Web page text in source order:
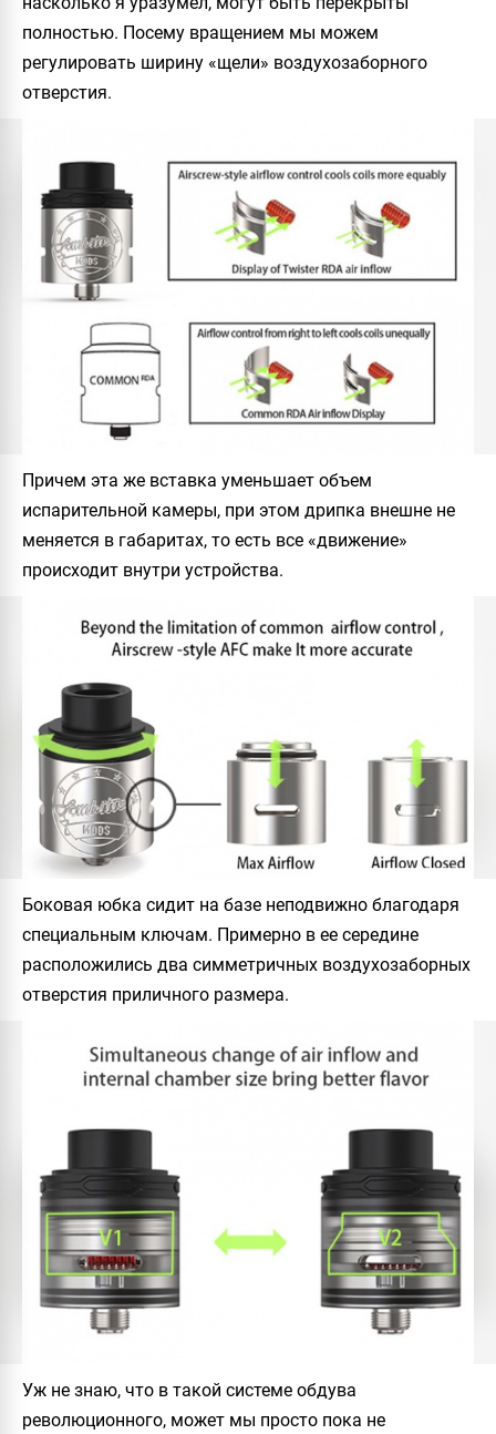
полностью. Посему вращением мы можем
регулировать ширину «щели» воздухозаборного
отверстия.
Причем эта же вставка уменьшает объем
испарительной камеры, при этом дрипка внешне не
меняется в габаритах, то есть все «движение»
происходит внутри устройства.
Боковая юбка сидит на базе неподвижно благодаря
специальным ключам. Примерно в ее середине
расположились два симметричных воздухозаборных
отверстия приличного размера.
Уж не знаю, что в такой системе обдува
революционного, может мы просто пока не